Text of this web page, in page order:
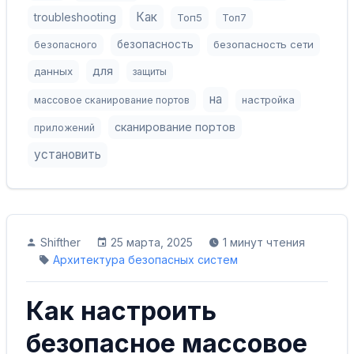
Shifther 25 марта, 2025
1 минут чтения
Архитектура безопасных систем
Как настроить
безопасное массовое
troubleshooting Как Топ5 Топ7
безопасного безопасность безопасность сети
данных для защиты
массовое сканирование портов на настройка
приложений сканирование портов
установить